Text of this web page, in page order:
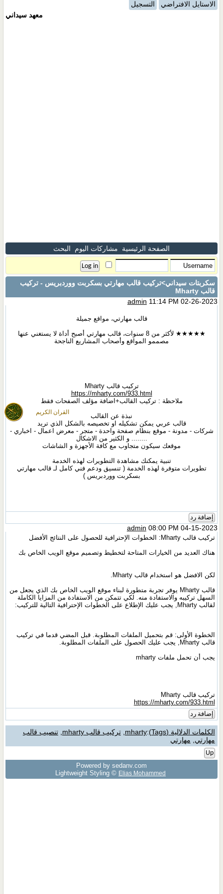
القران الكريم
الاستايل الافتراضي
التسجيل
معهد سيداني
الصفحة الرئيسية مشاركات اليوم البحث
سكربتات سيداني>تركيب قالب مهارتي بسكربت ووردبريس - تركيب
قالب Mharty
admin 11:14 PM 02-26-2023
قالب مهارتي، مواقع جميلة
★★★★★ لأكثر من 8 سنوات، قالب مهارتي أصبح أداة لا يستغني عنها
مصممو المواقع وأصحاب المشاريع الناجحة
تركيب قالب Mharty
https://mharty.com/933.html
ملاحظة : تركيب القالب+اضافة مؤلف الصفحات فقط
نبذة عن القالب
قالب عربي يمكن تشكيله او تخصيصه بالشكل الذي تريد
شركات - مدونة - موقع بنظام صفحة واحدة - متجر - معرض اعمال - اخباري -
........ و الكثير من الاشكال
موقعك سيكون متجاوب مع كافة الأجهزة و الشاشات
تنبية يمكنك مشاهدة التطويرات لهذه الخدمة
تطويرات متوفرة لهذه الخدمة ( تنسيق ودعم فني كامل لـ قالب مهارتي
بسكربت ووردبريس )
إضافة رد
admin 08:00 PM 04-15-2023
تركيب قالب Mharty: الخطوات الإحترافية للحصول على النتائج الأفضل
هناك العديد من الخيارات المتاحة لتخطيط وتصميم موقع الويب الخاص بك
لكن الافضل هو استخدام قالب Mharty.
قالب Mharty يوفر تجربة متطورة لبناء موقع الويب الخاص بك الذي يجعل من
السهل تركيبه والاستفادة منه. لكي تتمكن من الاستفادة من المزايا الكاملة
لقالب Mharty, يجب عليك الإطلاع على الخطوات الإحترافية التالية للتركيب:
الخطوة الأولى: قم بتحميل الملفات المطلوبة. قبل المضي قدما في تركيب
قالب Mharty, يجب عليك الحصول على الملفات المطلوبة.
يجب أن تحمل ملفات mharty
تركيب قالب Mharty
https://mharty.com/933.html
إضافة رد
الكلمات الدلالية (Tags) :
mharty
,تركيب قالب mharty ,تنصيب قالب
مهارتي
مهارتي
Up
Powered by sedany.com
Lightweight Styling © Elias Mohammed